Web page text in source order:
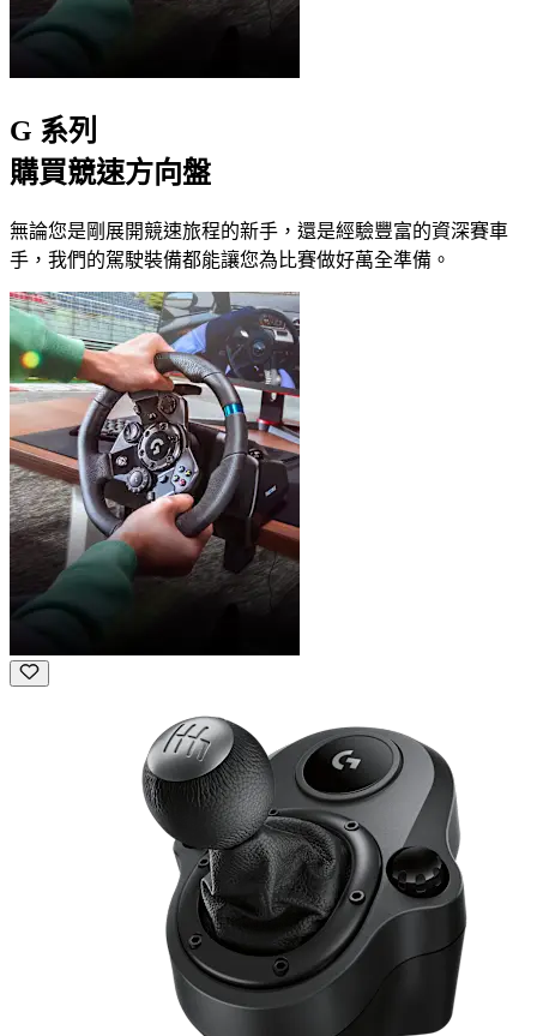
G 系列
購買競速方向盤
無論您是剛展開競速旅程的新手，還是經驗豐富的資深賽車
手，我們的駕駛裝備都能讓您為比賽做好萬全準備。